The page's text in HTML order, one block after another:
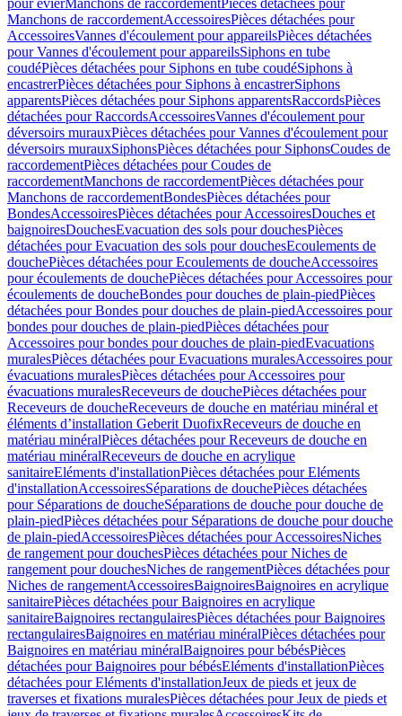
pour évierManchons de raccordementPièces détachées pour
Manchons de raccordementAccessoiresPièces détachées pour
AccessoiresVannes d'écoulement pour appareilsPièces détachées
pour Vannes d'écoulement pour appareilsSiphons en tube
coudéPièces détachées pour Siphons en tube coudéSiphons à
encastrerPièces détachées pour Siphons à encastrerSiphons
apparentsPièces détachées pour Siphons apparentsRaccordsPièces
détachées pour RaccordsAccessoiresVannes d'écoulement pour
déversoirs murauxPièces détachées pour Vannes d'écoulement pour
déversoirs murauxSiphonsPièces détachées pour SiphonsCoudes de
raccordementPièces détachées pour Coudes de
raccordementManchons de raccordementPièces détachées pour
Manchons de raccordementBondesPièces détachées pour
BondesAccessoiresPièces détachées pour AccessoiresDouches et
baignoiresDouchesEvacuation des sols pour douchesPièces
détachées pour Evacuation des sols pour douchesEcoulements de
douchePièces détachées pour Ecoulements de doucheAccessoires
pour écoulements de douchePièces détachées pour Accessoires pour
écoulements de doucheBondes pour douches de plain-piedPièces
détachées pour Bondes pour douches de plain-piedAccessoires pour
bondes pour douches de plain-piedPièces détachées pour
Accessoires pour bondes pour douches de plain-piedEvacuations
muralesPièces détachées pour Evacuations muralesAccessoires pour
évacuations muralesPièces détachées pour Accessoires pour
évacuations muralesReceveurs de douchePièces détachées pour
Receveurs de doucheReceveurs de douche en matériau minéral et
éléments d’installation Geberit DuofixReceveurs de douche en
matériau minéralPièces détachées pour Receveurs de douche en
matériau minéralReceveurs de douche en acrylique
sanitaireEléments d'installationPièces détachées pour Eléments
d'installationAccessoiresSéparations de douchePièces détachées
pour Séparations de doucheSéparations de douche pour douche de
plain-piedPièces détachées pour Séparations de douche pour douche
de plain-piedAccessoiresPièces détachées pour AccessoiresNiches
de rangement pour douchesPièces détachées pour Niches de
rangement pour douchesNiches de rangementPièces détachées pour
Niches de rangementAccessoiresBaignoiresBaignoires en acrylique
sanitairePièces détachées pour Baignoires en acrylique
sanitaireBaignoires rectangulairesPièces détachées pour Baignoires
rectangulairesBaignoires en matériau minéralPièces détachées pour
Baignoires en matériau minéralBaignoires pour bébésPièces
détachées pour Baignoires pour bébésEléments d'installationPièces
détachées pour Eléments d'installationJeux de pieds et jeux de
traverses et fixations muralesPièces détachées pour Jeux de pieds et